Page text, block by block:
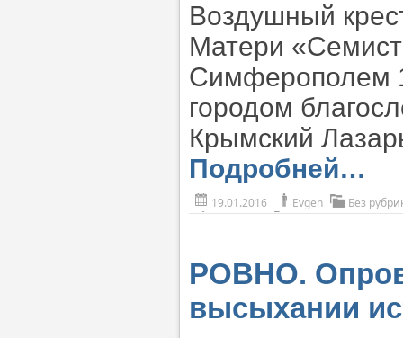
Воздушный
Матери
Симферополем
городом
Крымский
Подробней…
19.01.2016 Evgen Без
РОВНО.
высыхании